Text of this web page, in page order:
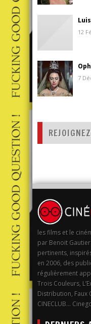
12
7
les films et le
par Benoit
pertinents,
en 2006, des
régulièrement
Trois Couleurs,
Distribution, Faux
CINECLUB…